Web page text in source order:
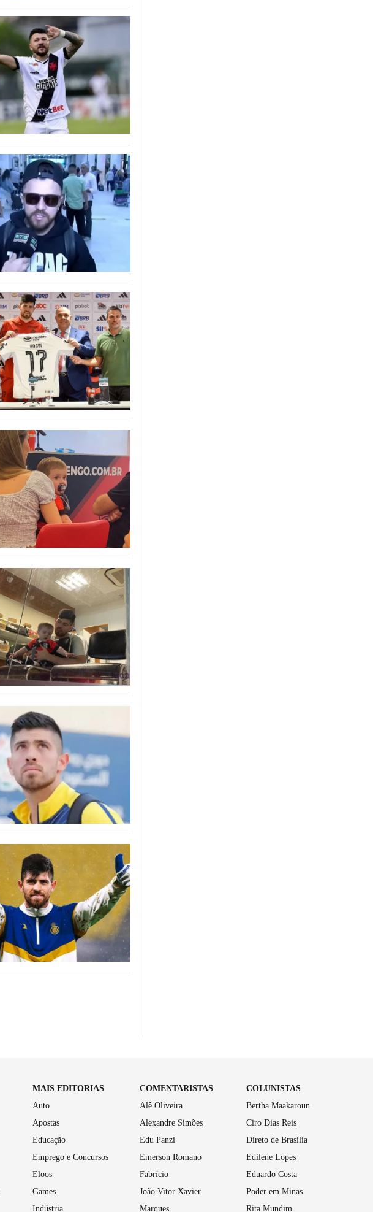
MAIS EDITORIAS
Auto
Apostas
Educação
Emprego e Concursos
Eloos
Games
Indústria
COMENTARISTAS
Alê Oliveira
Alexandre Simões
Edu Panzi
Emerson Romano
Fabrício
João Vitor Xavier
Marques
COLUNISTAS
Bertha Maakaroun
Ciro Dias Reis
Direto de Brasília
Edilene Lopes
Eduardo Costa
Poder em Minas
Rita Mundim